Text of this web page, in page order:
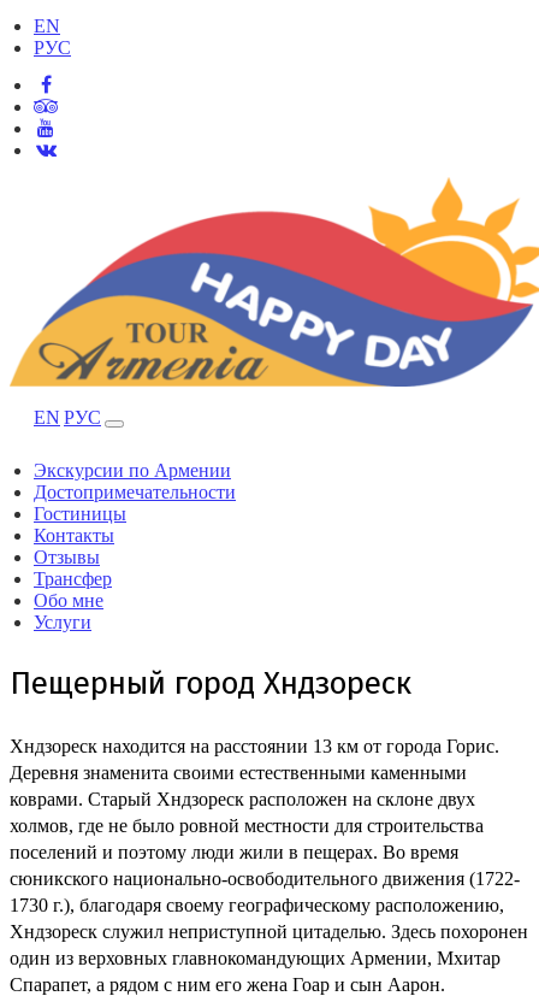
EN
РУС
EN РУС
Экскурсии по Армении
Достопримечательности
Гостиницы
Контакты
Отзывы
Трансфер
Обо мне
Услуги
Пещерный город Хндзореск
Хндзореск находится на расстоянии 13 км от города Горис.
Деревня знаменита своими естественными каменными
коврами. Старый Хндзореск расположен на склоне двух
холмов, где не было ровной местности для строительства
поселений и поэтому люди жили в пещерах. Во время
сюникского национально-освободительного движения (1722-
1730 г.), благодаря своему географическому расположению,
Хндзореск служил неприступной цитаделью. Здесь похоронен
один из верховных главнокомандующих Армении, Мхитар
Спарапет, а рядом с ним его жена Гоар и сын Аарон.